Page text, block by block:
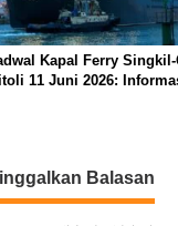
Kapal Ferry
11 Juni 2026: